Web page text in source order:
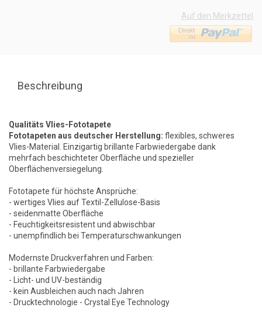
Auf den Merkzettel
Beschreibung
Qualitäts Vlies-Fototapete
Fototapeten aus deutscher Herstellung: flexibles, schweres
Vlies-Material. Einzigartig brillante Farbwiedergabe dank
mehrfach beschichteter Oberfläche und spezieller
Oberflächenversiegelung.
Fototapete für höchste Ansprüche:
- wertiges Vlies auf Textil-Zellulose-Basis
- seidenmatte Oberfläche
- Feuchtigkeitsresistent und abwischbar
- unempfindlich bei Temperaturschwankungen
Modernste Druckverfahren und Farben:
- brillante Farbwiedergabe
- Licht- und UV-beständig
- kein Ausbleichen auch nach Jahren
- Drucktechnologie - Crystal Eye Technology